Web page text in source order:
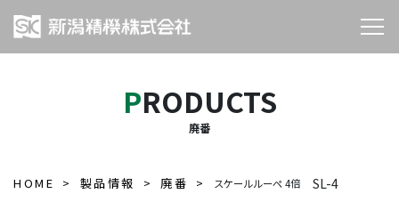
PRODUCTS
廃番
HOME 製品情報 廃番 スケールルーペ 4倍SL-4